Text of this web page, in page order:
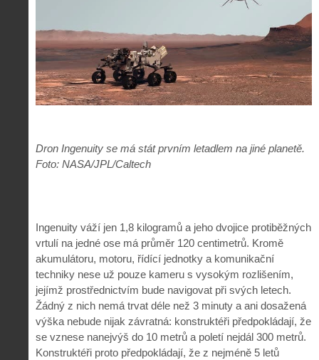
Dron Ingenuity se má stát prvním letadlem na jiné planetě.
Foto: NASA/JPL/Caltech
Ingenuity váží jen 1,8 kilogramů a jeho dvojice protiběžných
vrtulí na jedné ose má průměr 120 centimetrů. Kromě
akumulátoru, motoru, řídící jednotky a komunikační
techniky nese už pouze kameru s vysokým rozlišením,
jejímž prostřednictvím bude navigovat při svých letech.
Žádný z nich nemá trvat déle než 3 minuty a ani dosažená
výška nebude nijak závratná: konstruktéři předpokládají, že
se vznese nanejvýš do 10 metrů a poletí nejdál 300 metrů.
Konstruktéři proto předpokládají, že z nejméně 5 letů